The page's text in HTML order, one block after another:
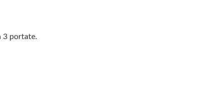
3 portate.